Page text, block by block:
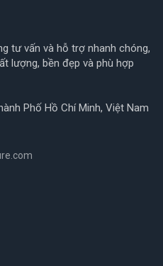
tư vấn và hỗ trợ nhanh chóng,
lượng, bền đẹp và phù hợp
Phố Hồ Chí Minh, Việt Nam